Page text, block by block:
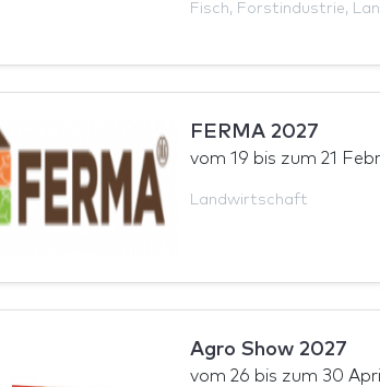
Fisch, Forstindustrie,
FERMA 2027
vom 19 bis zum 21
Landwirtschaft
Agro Show 2027
vom 26 bis zum 30